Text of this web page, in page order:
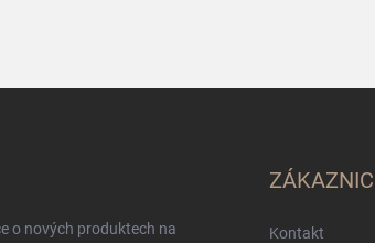
o nových produktech na
Kontakt